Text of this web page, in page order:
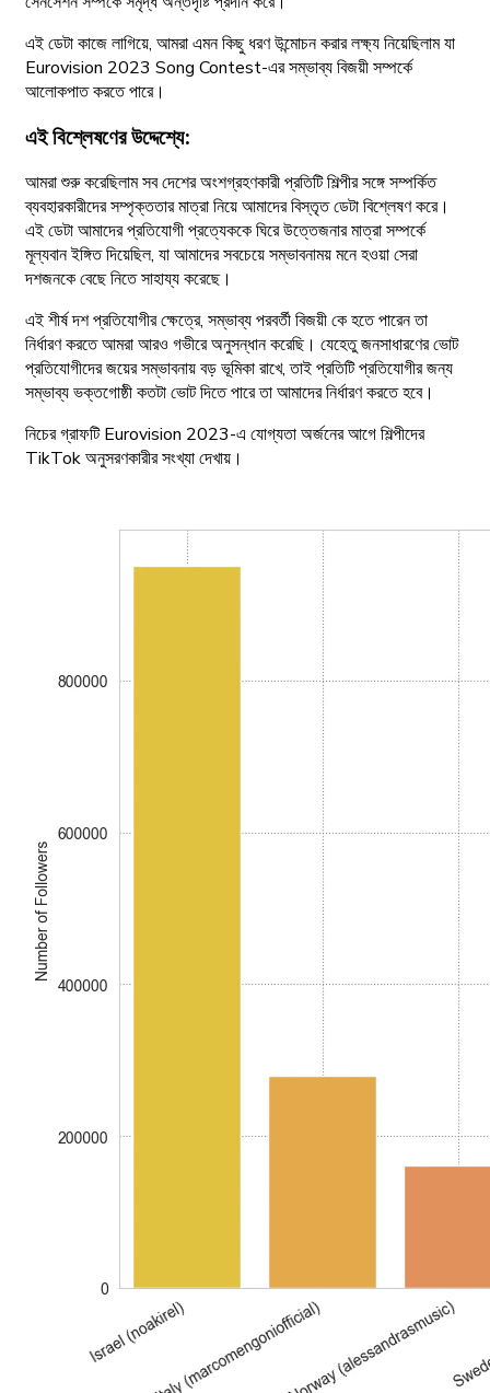
এই ডেটা কাজে লাগিয়ে, আমরা এমন কিছু ধরণ উন্মোচন করার লক্ষ্য নিয়েছিলাম যা
Eurovision 2023 Song Contest-এর সম্ভাব্য বিজয়ী সম্পর্কে
আলোকপাত করতে পারে।
এই বিশ্লেষণের উদ্দেশ্যে:
আমরা শুরু করেছিলাম সব দেশের অংশগ্রহণকারী প্রতিটি শিল্পীর সঙ্গে সম্পর্কিত
ব্যবহারকারীদের সম্পৃক্ততার মাত্রা নিয়ে আমাদের বিস্তৃত ডেটা বিশ্লেষণ করে।
এই ডেটা আমাদের প্রতিযোগী প্রত্যেককে ঘিরে উত্তেজনার মাত্রা সম্পর্কে
মূল্যবান ইঙ্গিত দিয়েছিল, যা আমাদের সবচেয়ে সম্ভাবনাময় মনে হওয়া সেরা
দশজনকে বেছে নিতে সাহায্য করেছে।
এই শীর্ষ দশ প্রতিযোগীর ক্ষেত্রে, সম্ভাব্য পরবর্তী বিজয়ী কে হতে পারেন তা
নির্ধারণ করতে আমরা আরও গভীরে অনুসন্ধান করেছি। যেহেতু জনসাধারণের ভোট
প্রতিযোগীদের জয়ের সম্ভাবনায় বড় ভূমিকা রাখে, তাই প্রতিটি প্রতিযোগীর জন্য
সম্ভাব্য ভক্তগোষ্ঠী কতটা ভোট দিতে পারে তা আমাদের নির্ধারণ করতে হবে।
নিচের গ্রাফটি Eurovision 2023-এ যোগ্যতা অর্জনের আগে শিল্পীদের
TikTok অনুসরণকারীর সংখ্যা দেখায়।